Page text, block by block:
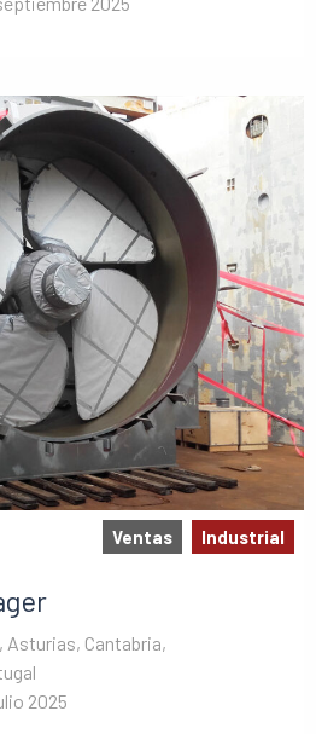
Ventas Industrial
Asturias, Cantabria,
2025